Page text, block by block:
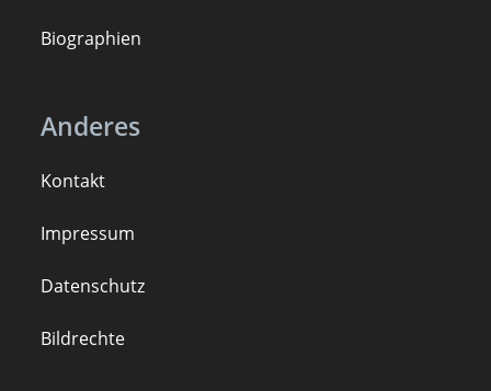
Biographien
Anderes
Kontakt
Impressum
Datenschutz
Bildrechte